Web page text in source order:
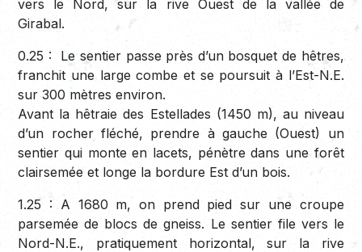
vers le Nord, sur la rive Ouest de la vallée de
Girabal.
0.25 : Le sentier passe près d’un bosquet de hêtres,
franchit une large combe et se poursuit à l’Est-N.E.
sur 300 mètres environ.
Avant la hêtraie des Estellades (1450 m), au niveau
d’un rocher fléché, prendre à gauche (Ouest) un
sentier qui monte en lacets, pénètre dans une forêt
clairsemée et longe la bordure Est d’un bois.
1.25 : A 1680 m, on prend pied sur une croupe
parsemée de blocs de gneiss. Le sentier file vers le
Nord-N.E., pratiquement horizontal, sur la rive